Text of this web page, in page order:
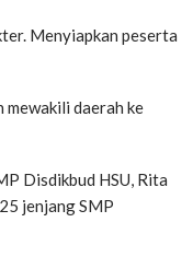
Menyiapkan peserta
mewakili daerah ke
Disdikbud HSU, Rita
jenjang SMP